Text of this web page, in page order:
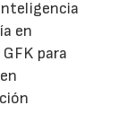
en
para